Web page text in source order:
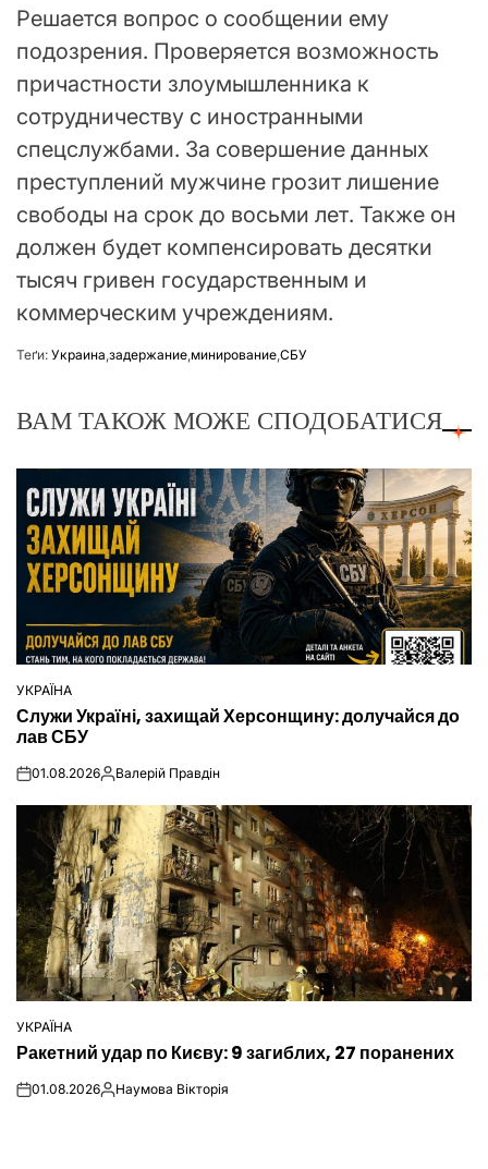
Решается вопрос о сообщении ему
подозрения. Проверяется возможность
причастности злоумышленника к
сотрудничеству с иностранными
спецслужбами. За совершение данных
преступлений мужчине грозит лишение
свободы на срок до восьми лет. Также он
должен будет компенсировать десятки
тысяч гривен государственным и
коммерческим учреждениям.
Теґи: Украина,задержание,минирование,СБУ
ВАМ ТАКОЖ МОЖЕ СПОДОБАТИСЯ
ОПУБЛІКУВАТИ
У
УКРАЇНА
Служи Україні, захищай Херсонщину: долучайся до
лав СБУ
on01.08.2026Опубліковано
Валерій Правдін
ОПУБЛІКУВАТИ
У
УКРАЇНА
Ракетний удар по Києву: 9 загиблих, 27 поранених
on01.08.2026Опубліковано
Наумова Вікторія